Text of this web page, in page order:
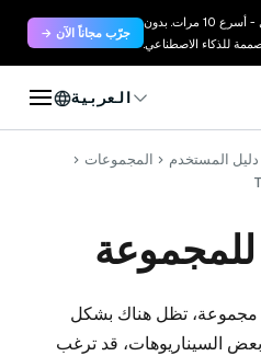
🚀 زيليز كلاود: ميلفوس مُدار بالكامل - أسرع 10 مرات. بدون
للذكاء الاصطناعي.
جرّب مجاناً الآن →
العربية
دليل المستخدم
المجموعات
مجموعة، تظل هناك بشكل
السيناريوهات، قد ترغب